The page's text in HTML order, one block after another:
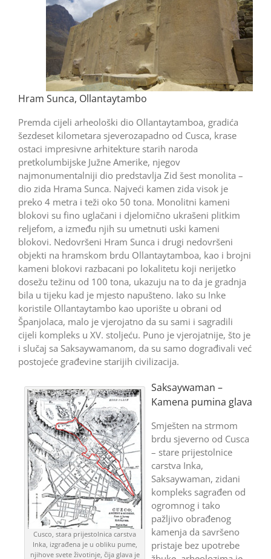
Hram Sunca, Ollantaytambo
Premda cijeli arheološki dio Ollantaytamboa, gradića
šezdeset kilometara sjeverozapadno od Cusca, krase
ostaci impresivne arhitekture starih naroda
pretkolumbijske Južne Amerike, njegov
najmonumentalniji dio predstavlja Zid šest monolita –
dio zida Hrama Sunca. Najveći kamen zida visok je
preko 4 metra i teži oko 50 tona. Monolitni kameni
blokovi su fino uglačani i djelomično ukrašeni plitkim
reljefom, a između njih su umetnuti uski kameni
blokovi. Nedovršeni Hram Sunca i drugi nedovršeni
objekti na hramskom brdu Ollantaytamboa, kao i brojni
kameni blokovi razbacani po lokalitetu koji nerijetko
dosežu težinu od 100 tona, ukazuju na to da je gradnja
bila u tijeku kad je mjesto napušteno. Iako su Inke
koristile Ollantaytambo kao uporište u obrani od
Španjolaca, malo je vjerojatno da su sami i sagradili
cijeli kompleks u XV. stoljeću. Puno je vjerojatnije, što je
i slučaj sa Saksaywamanom, da su samo dograđivali već
postojeće građevine starijih civilizacija.
Cusco, stara prijestolnica carstva
Inka, izgrađena je u obliku pume,
njihove svete životinje, čija glava je
Saksaywaman –
Kamena pumina glava
Smješten na strmom
brdu sjeverno od Cusca
– stare prijestolnice
carstva Inka,
Saksaywaman, zidani
kompleks sagrađen od
ogromnog i tako
pažljivo obrađenog
kamenja da savršeno
pristaje bez upotrebe